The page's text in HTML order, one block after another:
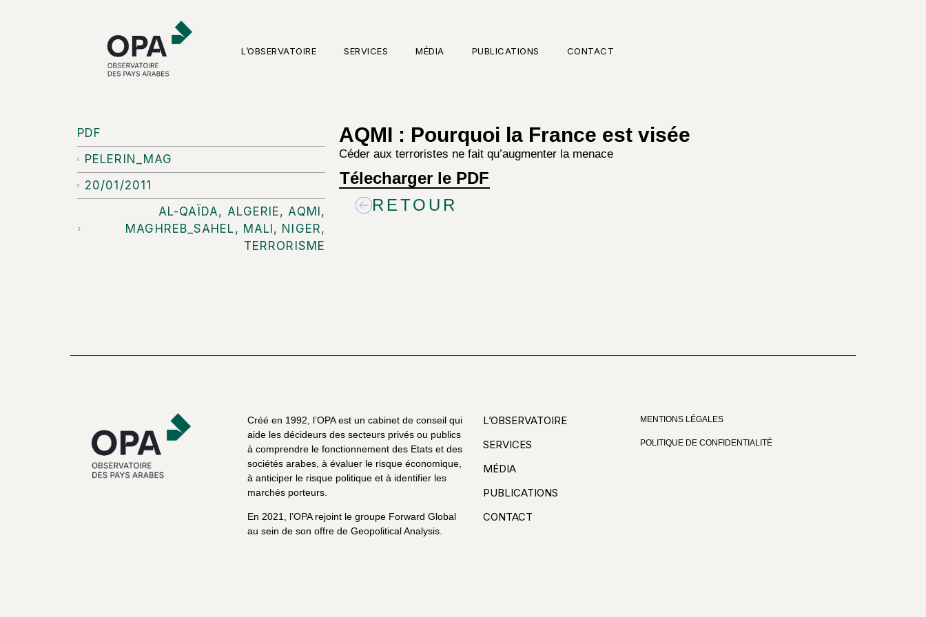
L’OBSERVATOIRE SERVICES MÉDIA PUBLICATIONS CONTACT
PDF
PELERIN_MAG
20/01/2011
AL-QAÏDA, ALGERIE, AQMI ,
MAGHREB_SAHEL, MALI , NIGER,
TERRORISME
AQMI : Pourquoi la France est visée
Céder aux terroristes ne fait qu’augmenter la menace
Télecharger le PDF
RETOUR
Créé en 1992, l’OPA est un cabinet de conseil qui
aide les décideurs des secteurs privés ou publics
à comprendre le fonctionnement des Etats et des
sociétés arabes, à évaluer le risque économique,
à anticiper le risque politique et à identifier les
marchés porteurs.
En 2021, l’OPA rejoint le groupe Forward Global
au sein de son offre de Geopolitical Analysis.
L’OBSERVATOIRE
SERVICES
MÉDIA
PUBLICATIONS
CONTACT
MENTIONS LÉGALES
POLITIQUE DE CONFIDENTIALITÉ